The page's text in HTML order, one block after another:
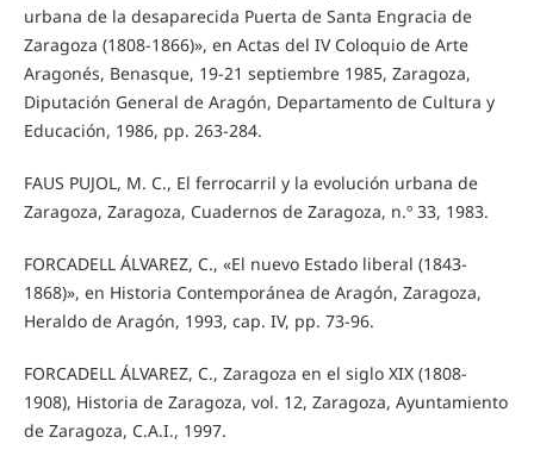
urbana de la desaparecida Puerta de Santa Engracia de
Zaragoza (1808-1866)», en Actas del IV Coloquio de Arte
Aragonés, Benasque, 19-21 septiembre 1985, Zaragoza,
Diputación General de Aragón, Departamento de Cultura y
Educación, 1986, pp. 263-284.
FAUS PUJOL, M. C., El ferrocarril y la evolución urbana de
Zaragoza, Zaragoza, Cuadernos de Zaragoza, n.º 33, 1983.
FORCADELL ÁLVAREZ, C., «El nuevo Estado liberal (1843-
1868)», en Historia Contemporánea de Aragón, Zaragoza,
Heraldo de Aragón, 1993, cap. IV, pp. 73-96.
FORCADELL ÁLVAREZ, C., Zaragoza en el siglo XIX (1808-
1908), Historia de Zaragoza, vol. 12, Zaragoza, Ayuntamiento
de Zaragoza, C.A.I., 1997.